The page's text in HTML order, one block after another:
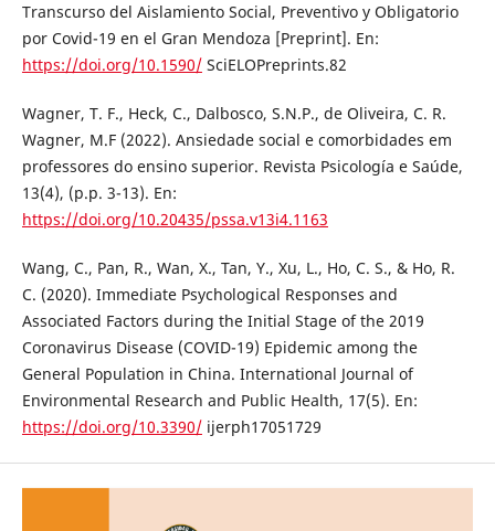
Transcurso del Aislamiento Social, Preventivo y Obligatorio
por Covid-19 en el Gran Mendoza [Preprint]. En:
https://doi.org/10.1590/SciELOPreprints.82
Wagner, T. F., Heck, C., Dalbosco, S.N.P., de Oliveira, C. R.
Wagner, M.F (2022). Ansiedade social e comorbidades em
professores do ensino superior. Revista Psicología e Saúde,
13(4), (p.p. 3-13). En:
https://doi.org/10.20435/pssa.v13i4.1163
Wang, C., Pan, R., Wan, X., Tan, Y., Xu, L., Ho, C. S., & Ho, R.
C. (2020). Immediate Psychological Responses and
Associated Factors during the Initial Stage of the 2019
Coronavirus Disease (COVID-19) Epidemic among the
General Population in China. International Journal of
Environmental Research and Public Health, 17(5). En:
https://doi.org/10.3390/ijerph17051729